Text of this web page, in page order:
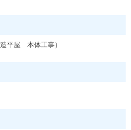
平屋 本体工事）